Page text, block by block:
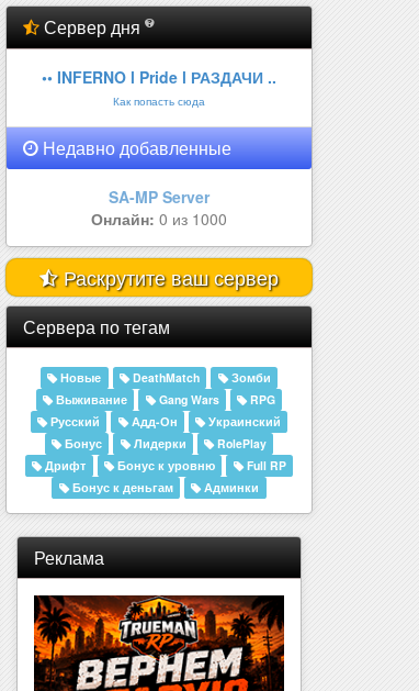
Сервер дня
•• INFERNO l Pride l РАЗДАЧИ ..
Как попасть сюда
Недавно добавленные
Amelor Sakura | 25.000.000 | Р..
Онлайн: 0 из 555
Раскрутите ваш сервер
Сервера по тегам
Новые DeathMatch
Зомби
Выживание
Gang Wars
RPG
Русский
Адд-Он
Украинский
Бонус
Лидерки
RolePlay
Дрифт
Бонус к уровню
Full RP
Бонус к деньгам
Админки
Реклама